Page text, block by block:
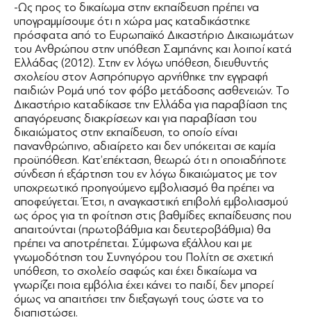
-Ως προς το δικαίωμα στην εκπαίδευση πρέπει να
υπογραμμίσουμε ότι η χώρα μας καταδικάστηκε
πρόσφατα από το Ευρωπαϊκό Δικαστήριο Δικαιωμάτων
του Ανθρώπου στην υπόθεση Σαμπάνης και λοιποί κατά
Ελλάδας (2012). Στην εν λόγω υπόθεση, διευθυντής
σχολείου στον Ασπρόπυργο αρνήθηκε την εγγραφή
παιδιών Ρομά υπό τον φόβο μετάδοσης ασθενειών. Το
Δικαστήριο καταδίκασε την Ελλάδα για παραβίαση της
απαγόρευσης διακρίσεων και για παραβίαση του
δικαιώματος στην εκπαίδευση, το οποίο είναι
πανανθρώπινο, αδιαίρετο και δεν υπόκειται σε καμία
προϋπόθεση. Κατ’επέκταση, θεωρώ ότι η οποιαδήποτε
σύνδεση ή εξάρτηση του εν λόγω δικαιώματος με τον
υποχρεωτικό προηγούμενο εμβολιασμό θα πρέπει να
αποφεύγεται. Έτσι, η αναγκαστική επιβολή εμβολιασμού
ως όρος για τη φοίτηση στις βαθμίδες εκπαίδευσης που
απαιτούνται (πρωτοβάθμια και δευτεροβάθμια) θα
πρέπει να αποτρέπεται. Σύμφωνα εξάλλου και με
γνωμοδότηση του Συνηγόρου του Πολίτη σε σχετική
υπόθεση, το σχολείο σαφώς και έχει δικαίωμα να
γνωρίζει ποια εμβόλια έχει κάνει το παιδί, δεν μπορεί
όμως να απαιτήσει την διεξαγωγή τους ώστε να το
διαπιστώσει.